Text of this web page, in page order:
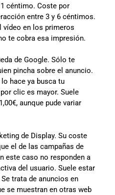
céntimo. Coste por
entre 3 y 6 céntimos.
vídeo en los primeros
te cobra esa impresión.
de Google. Sólo te
pincha sobre el anuncio.
hace ya busca tu
clic es mayor. Suele
aunque pude variar
de Display. Su coste
el de las campañas de
este caso no responden a
del usuario. Suele estar
trata de anuncios en
se muestran en otras web